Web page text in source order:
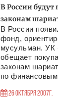
В России будут
законам
В России
фонд,
мусульман. УК
обещает
законам
по
26 Октября 2007г.